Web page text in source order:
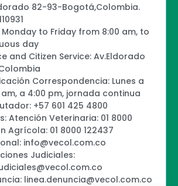
82-93-Bogotá,Colombia.
Monday to Friday from 8:00 am, to
day
and Citizen Service: Av.Eldorado
Correspondencia: Lunes a
a 4:00 pm, jornada continua
+57 601 425 4800
Atención Veterinaria: 01 8000
Agrícola: 01 8000 122437
info@vecol.com.co
Judiciales:
linea.denuncia@vecol.com.co